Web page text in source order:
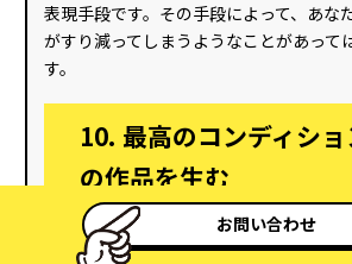
表現手段です。その手段によって、あな
がすり減ってしまうようなことがあって
す。
10. 最高のコンディシ
の作品を生む
これまでお話ししてきた眼精疲労の対策
お問い合わせ